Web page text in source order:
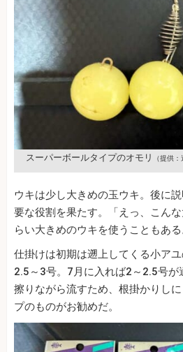
スーパーボールタイプのオモリ （提供
ウキは少し大きめの玉ウキ。後に
要な役割を果たす。「えっ、こん
らい大きめのウキを使うこともある
仕掛けは初期は遡上してくる小ア
2.5～3号。7月に入れば2～2.5号が
擦りながら流すため、根掛かりし
プのものがお勧めだ。